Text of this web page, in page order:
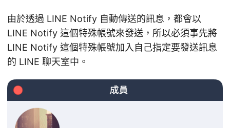
由於透過 LINE Notify 自動傳送的訊息，都會以
LINE Notify 這個特殊帳號來發送，所以必須事先將
LINE Notify 這個特殊帳號加入自己指定要發送訊息
的 LINE 聊天室中。